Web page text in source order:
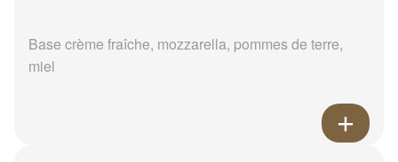
Base crème fraîche, mozzarella, pommes de terre,
miel